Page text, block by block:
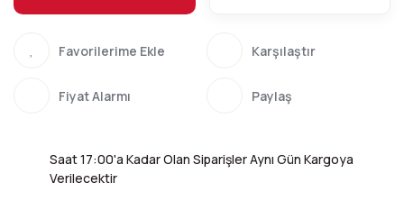
Karşılaştır
Fiyat Alarmı Paylaş
Saat 17:00'a Kadar Olan Siparişler Aynı Gün Kargoya
Verilecektir